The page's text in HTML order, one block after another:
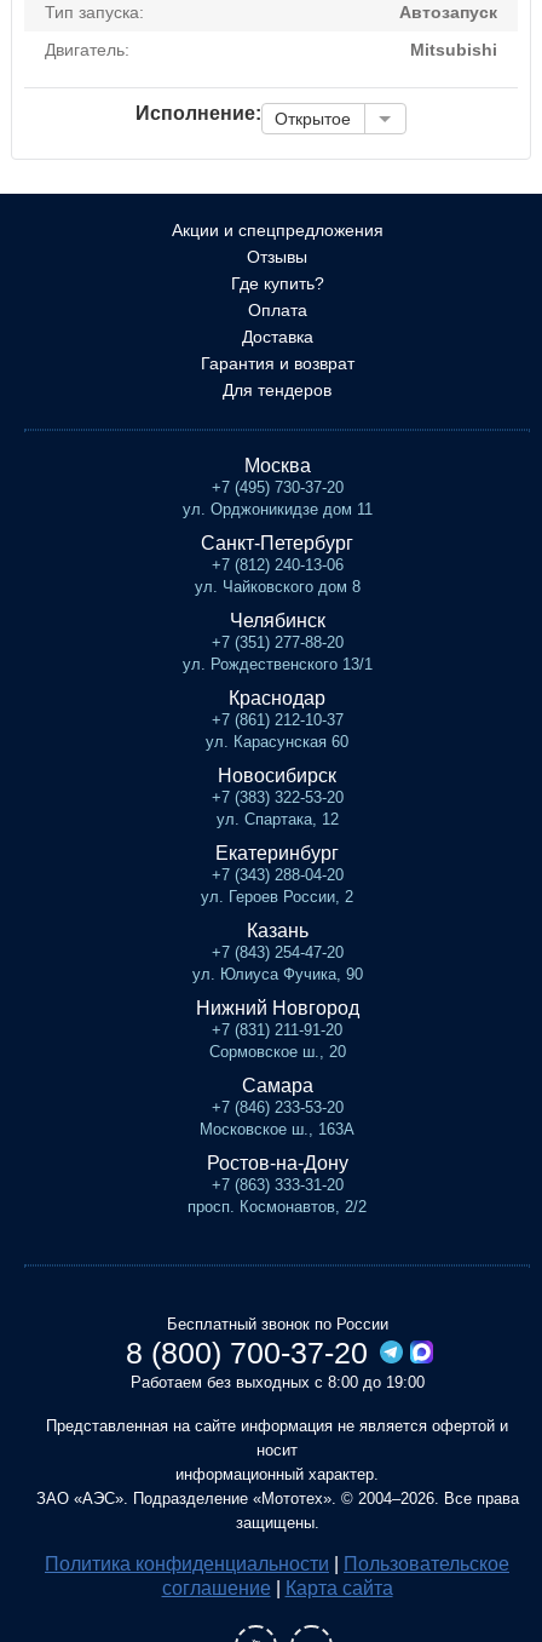
Тип запуска:
Автозапуск
Двигатель:
Mitsubishi
Исполнение: Открытое
Акции и спецпредложения
Отзывы
Где купить?
Оплата
Доставка
Гарантия и возврат
Для тендеров
Москва
+7 (495) 730-37-20
ул. Орджоникидзе дом 11
Санкт-Петербург
+7 (812) 240-13-06
ул. Чайковского дом 8
Челябинск
+7 (351) 277-88-20
ул. Рождественского 13/1
Краснодар
+7 (861) 212-10-37
ул. Карасунская 60
Новосибирск
+7 (383) 322-53-20
ул. Спартака, 12
Екатеринбург
+7 (343) 288-04-20
ул. Героев России, 2
Казань
+7 (843) 254-47-20
ул. Юлиуса Фучика, 90
Нижний Новгород
+7 (831) 211-91-20
Сормовское ш., 20
Самара
+7 (846) 233-53-20
Московское ш., 163А
Ростов-на-Дону
+7 (863) 333-31-20
просп. Космонавтов, 2/2
Бесплатный звонок по России
8 (800) 700-37-20
Работаем без выходных с 8:00 до 19:00
Представленная на сайте информация не является офертой и
носит
информационный характер.
ЗАО «АЭС». Подразделение «Мототех». © 2004–2026. Все права
защищены.
Политика конфиденциальности
Пользовательское
соглашение
Карта сайта